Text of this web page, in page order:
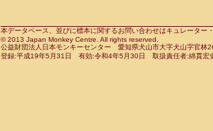
CercopithecidaePapio anubis(0)
CercopithecidaePapio cynocephalus
CercopithecidaePapio hamadryas(0)
CebidaeSaguinus leucopus(0)
CebidaeSaguinus midas(0)
Cebidae Saguinus mystax(0)
本データベース、並びに標本に関するお問い合わせはキュレータ
© 2013 Japan Monkey Centre. All rights reserved.
公益財団法人日本モンキーセンター 愛知県犬山市大字犬山字官
登録:平成19年5月31日 有効:令和4年5月30日 取扱責任者:綿貫宏